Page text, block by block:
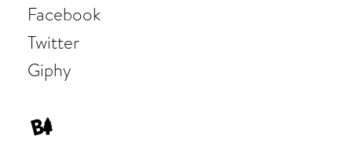
Facebook
Twitter
Giphy